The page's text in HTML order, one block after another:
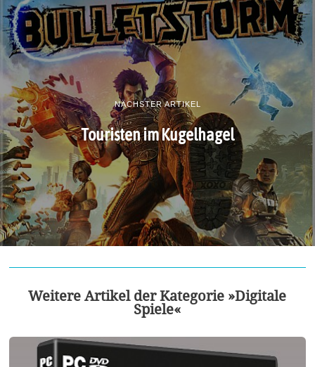
NÄCHSTER ARTIKEL
Touristen im Kugelhagel
Weitere Artikel der Kategorie »Digitale
Spiele«